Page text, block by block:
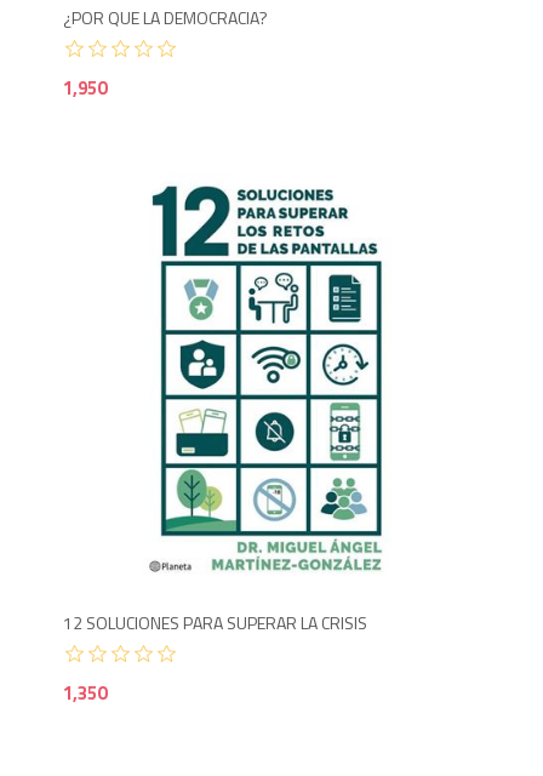
¿POR QUE LA DEMOCRACIA?
1,950
12 SOLUCIONES PARA SUPERAR LA CRISIS
1,350